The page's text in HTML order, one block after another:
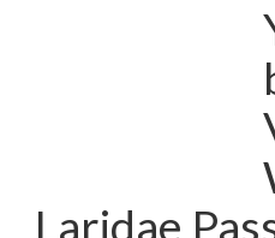
Laridae